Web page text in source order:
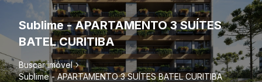
Sublime - APARTAMENTO 3 SUÍTES
BATEL CURITIBA
Buscar imóvel
Sublime - APARTAMENTO 3 SUÍTES BATEL CURITIBA